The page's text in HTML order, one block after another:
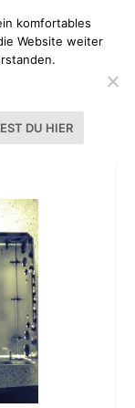
komfortables
Website weiter
DU HIER